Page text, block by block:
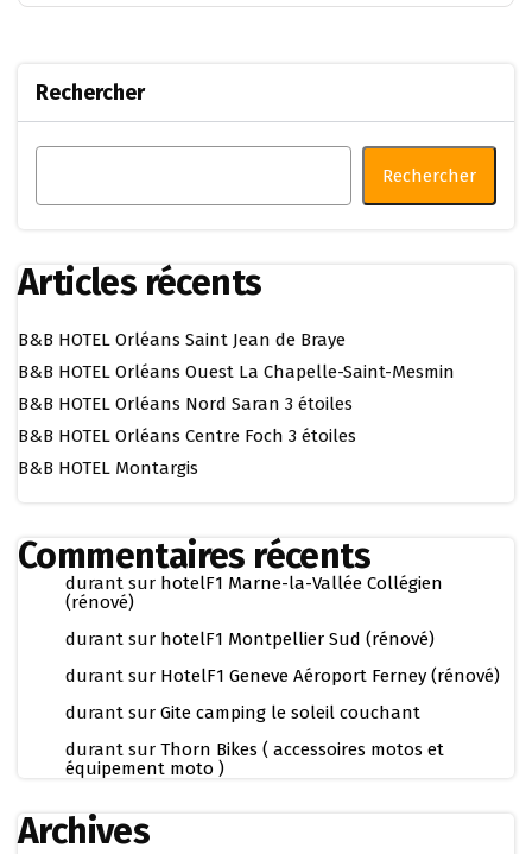
Rechercher
Rechercher
Articles récents
B&B HOTEL Orléans Saint Jean de Braye
B&B HOTEL Orléans Ouest La Chapelle-Saint-Mesmin
B&B HOTEL Orléans Nord Saran 3 étoiles
B&B HOTEL Orléans Centre Foch 3 étoiles
B&B HOTEL Montargis
Commentaires récents
durant sur hotelF1 Marne-la-Vallée Collégien
(rénové)
durant sur hotelF1 Montpellier Sud (rénové)
durant sur HotelF1 Geneve Aéroport Ferney (rénové)
durant sur Gite camping le soleil couchant
durant sur Thorn Bikes ( accessoires motos et
équipement moto )
Archives